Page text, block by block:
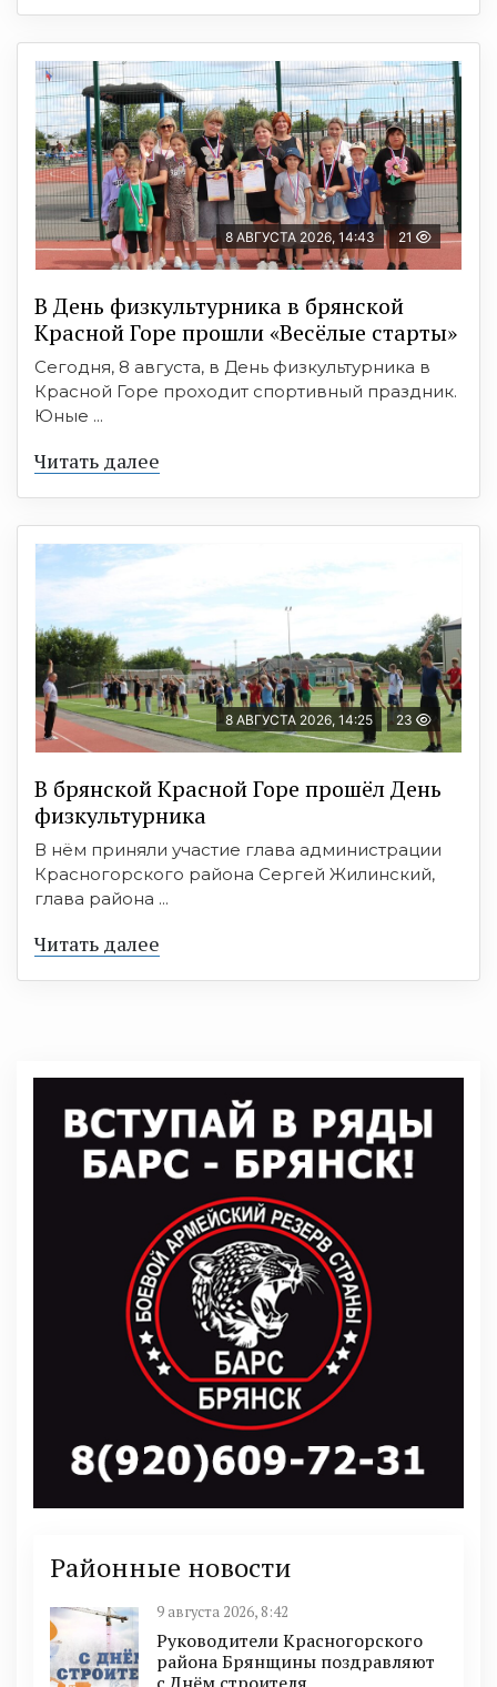
8 АВГУСТА 2026, 14:43 21
В День физкультурника в брянской
Красной Горе прошли «Весёлые старты»
Сегодня, 8 августа, в День физкультурника в
Красной Горе проходит спортивный праздник.
Юные ...
Читать далее
8 АВГУСТА 2026, 14:25 23
В брянской Красной Горе прошёл День
физкультурника
В нём приняли участие глава администрации
Красногорского района Сергей Жилинский,
глава района ...
Читать далее
Районные новости
9 августа 2026, 8:42
Руководители Красногорского
района Брянщины поздравляют